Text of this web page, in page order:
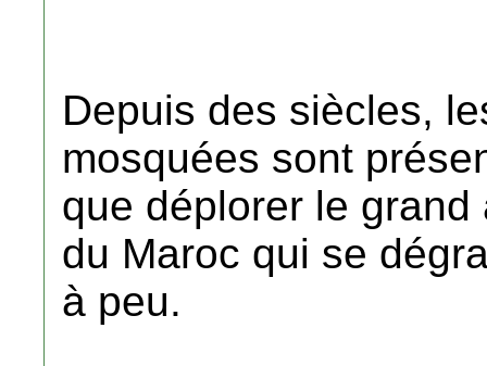
Depuis des siècles,
mosquées sont
que déplorer le
du Maroc qui se
à peu.